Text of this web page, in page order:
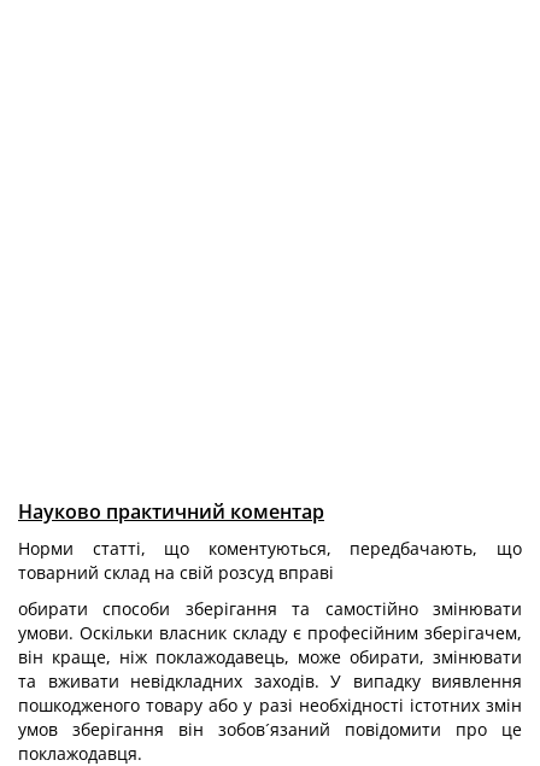
Науково практичний коментар
Норми статті, що коментуються, передбачають, що
товарний склад на свій розсуд вправі
обирати способи зберігання та самостійно змінювати
умови. Оскільки власник складу є професійним зберігачем,
він краще, ніж поклажодавець, може обирати, змінювати
та вживати невідкладних заходів. У випадку виявлення
пошкодженого товару або у разі необхідності істотних змін
умов зберігання він зобов´язаний повідомити про це
поклажодавця.